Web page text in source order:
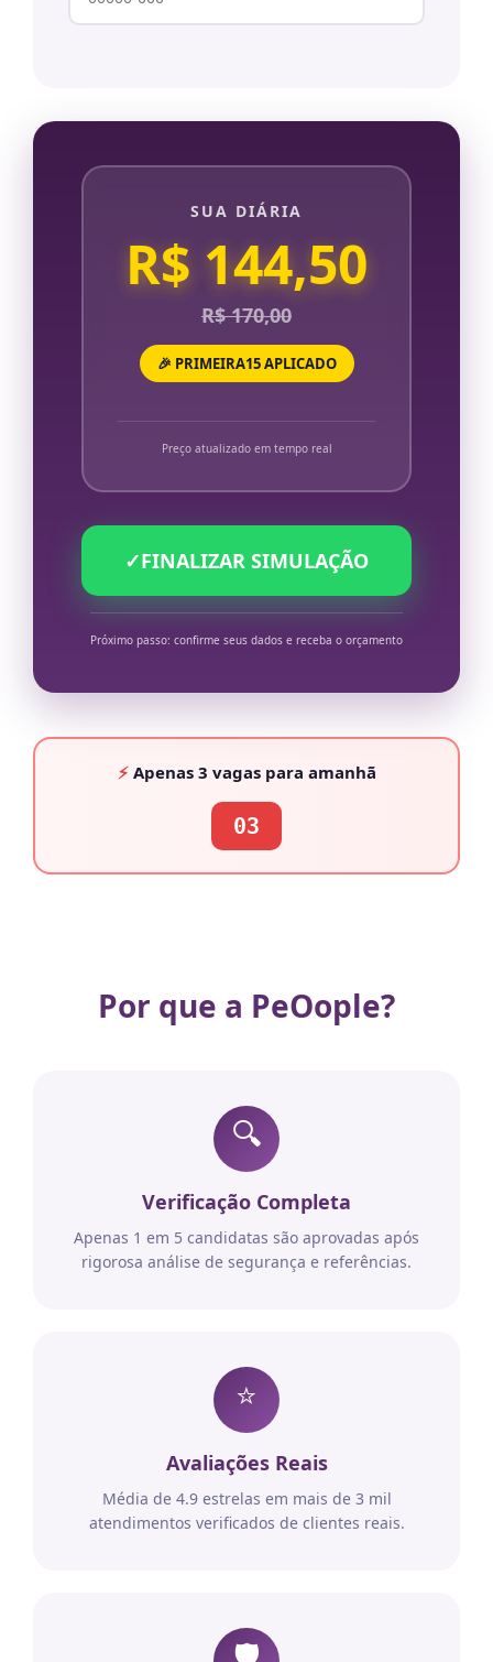
SUA DIÁRIA
R$ 144,50
R$ 170,00
🎉 PRIMEIRA15 APLICADO
Preço atualizado em tempo real
✓FINALIZAR SIMULAÇÃO
Próximo passo: confirme seus dados e receba o orçamento
⚡Apenas 3 vagaspara amanhã
03
Por que a PeOople?
🔍
Verificação Completa
Apenas 1 em 5 candidatas são aprovadas após
rigorosa análise de segurança e referências.
⭐
Avaliações Reais
Média de 4.9 estrelas em mais de 3 mil
atendimentos verificados de clientes reais.